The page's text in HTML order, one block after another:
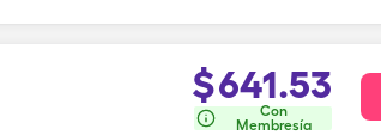
$641.53
Con
Membresía